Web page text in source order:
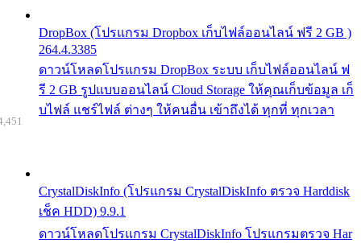
DropBox (โปรแกรม Dropbox เก็บไฟล์ออนไลน์ ฟรี 2 GB )
264.4.3385
ดาวน์โหลดโปรแกรม DropBox ระบบ เก็บไฟล์ออนไลน์ ฟ
รี 2 GB รูปแบบออนไลน์ Cloud Storage ให้คุณเก็บข้อมูล เก็
บไฟล์ แชร์ไฟล์ ต่างๆ ให้คนอื่น เข้าถึงได้ ทุกที่ ทุกเวลา
CrystalDiskInfo (โปรแกรม CrystalDiskInfo ตรวจ Harddisk
เช็ค HDD) 9.9.1
ดาวน์โหลดโปรแกรม CrystalDiskInfo โปรแกรมตรวจ Har